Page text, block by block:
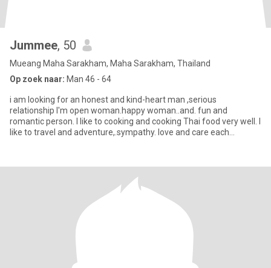
Jummee, 50
Mueang Maha Sarakham, Maha Sarakham, Thailand
Op zoek naar: Man 46 - 64
i am looking for an honest and kind-heart man ,serious
relationship I'm open woman.happy woman..and. fun and
romantic person. l like to cooking and cooking Thai food very well. I
like to travel and adventure,.sympathy. love and care each